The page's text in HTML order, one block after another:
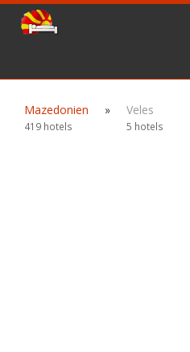
Mazedonien
419 hotels
» Veles
5 hotels